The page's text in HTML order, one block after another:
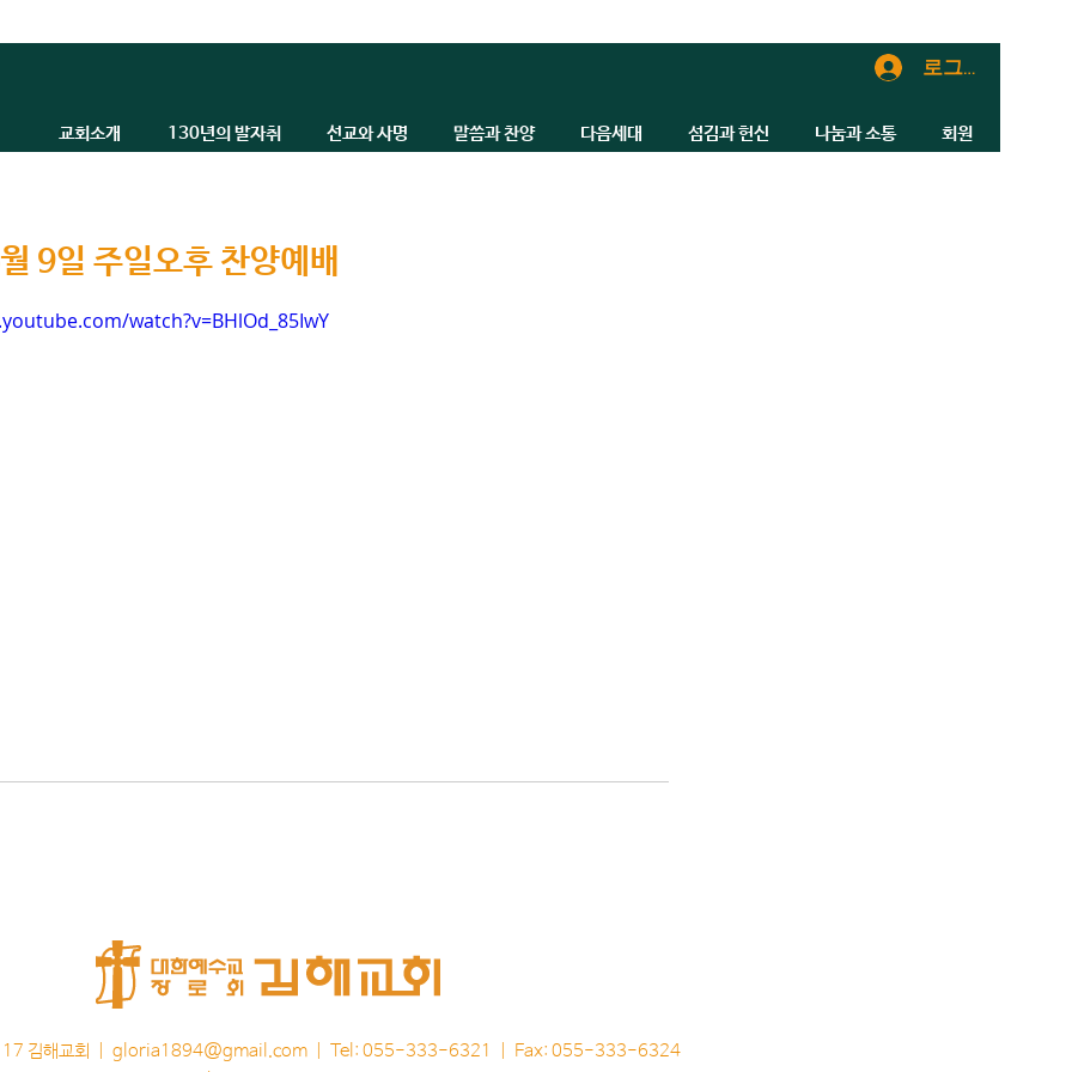
로그인
교회소개 130년의 발자취 선교와 사명 말씀과 찬양 다음세대 섬김과 헌신 나눔과 소통 회원
9일 주일오후 찬양예배
watch?v=BHlOd_85IwY
김해교회 | gloria1894@gmail.com| Tel: 055-333-6321 | Fax: 055-333-6324